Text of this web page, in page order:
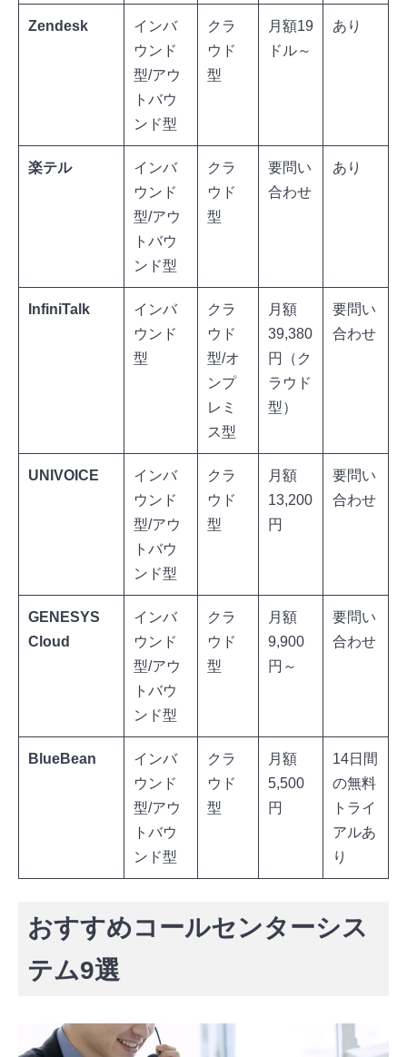
Zendesk
インバ
ウンド
型/アウ
トバウ
ンド型
クラ
ウド
型
月額19
ドル～
あり
楽テル
インバ
ウンド
型/アウ
トバウ
ンド型
クラ
ウド
型
要問い
合わせ
あり
InfiniTalk
インバ
ウンド
型
クラ
ウド
型/オ
ンプ
レミ
ス型
月額
39,380
円（ク
ラウド
型）
要問い
合わせ
UNIVOICE
インバ
ウンド
型/アウ
トバウ
ンド型
クラ
ウド
型
月額
13,200
円
要問い
合わせ
GENESYS
Cloud
インバ
ウンド
型/アウ
トバウ
ンド型
クラ
ウド
型
月額
9,900
円～
要問い
合わせ
BlueBean
インバ
ウンド
型/アウ
トバウ
ンド型
クラ
ウド
型
月額
5,500
円
14日間
の無料
トライ
アルあ
り
おすすめコールセンターシス
テム9選